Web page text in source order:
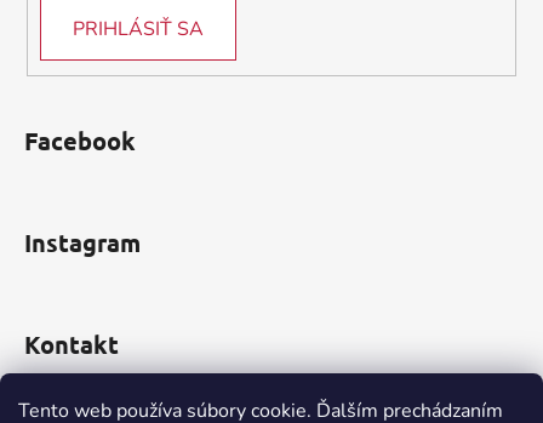
Tento web používa súbory cookie. Ďalším prechádzaním
PRIHLÁSIŤ SA
Facebook
Instagram
Kontakt
obchod@incomp.sk